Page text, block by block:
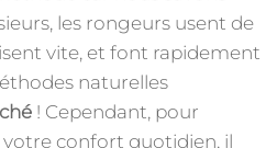
les rongeurs usent de
vite, et font rapidement
naturelles
! Cependant, pour
confort quotidien, il